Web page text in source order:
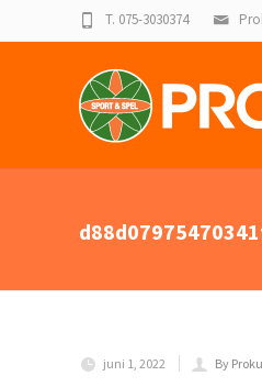
T. 075-3030374
juni 1, 2022 By